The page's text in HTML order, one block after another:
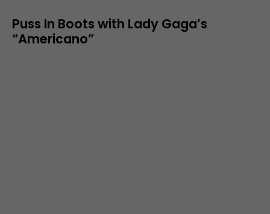
Puss In Boots with Lady Gaga’s
“Americano”